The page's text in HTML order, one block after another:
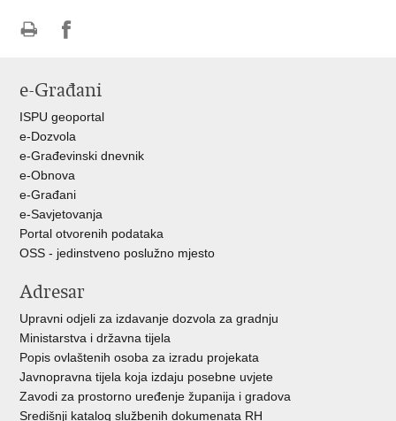
FacebookuTwitteru
e-Građani
ISPU geoportal
e-Dozvola
e-Građevinski dnevnik
e-Obnova
e-Građani
e-Savjetovanja
Portal otvorenih podataka
OSS - jedinstveno poslužno mjesto
Adresar
Upravni odjeli za izdavanje dozvola za gradnju
Ministarstva i državna tijela
Popis ovlaštenih osoba za izradu projekata
Javnopravna tijela koja izdaju posebne uvjete
Zavodi za prostorno uređenje županija i gradova
Središnji katalog službenih dokumenata RH